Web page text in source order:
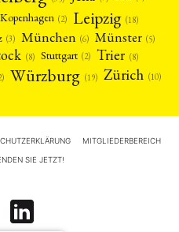
Kopenhagen (2) Leipzig (18)
(3) München (6) Münster (5)
(8) Stuttgart (2) Trier (8)
Würzburg (19) Zürich (10)
MITGLIEDERBEREICH
SIE JETZT!